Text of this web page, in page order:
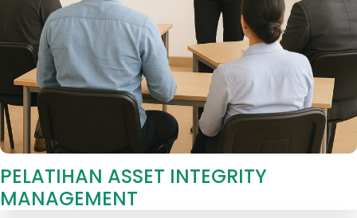
PELATIHAN ASSET INTEGRITY
MANAGEMENT